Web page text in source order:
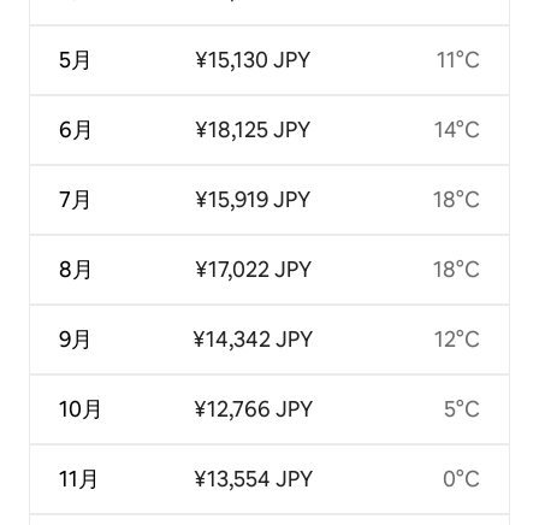
5月
6月
7月
8月
9月
10月
11月
¥15,130 JPY
¥18,125 JPY
¥15,919 JPY
¥17,022 JPY
¥14,342 JPY
¥12,766 JPY
¥13,554 JPY
11°C
14°C
18°C
18°C
12°C
5°C
0°C